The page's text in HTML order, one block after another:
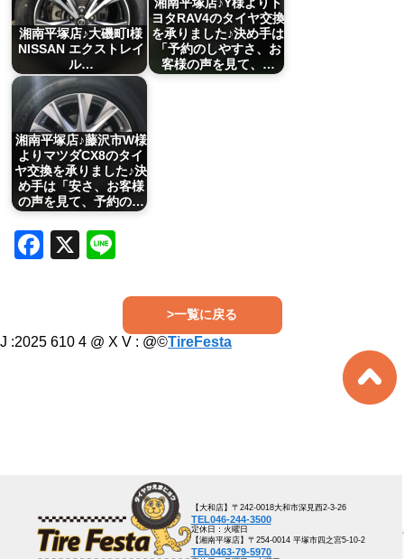
湘南平塚店♪大磯町I様
NISSAN エクストレイ
ル…
湘南平塚店♪Y様よりト
ヨタRAV4のタイヤ交換
を承りました♪決め手は
「予約のしやすさ、お
客様の声を見て、…
湘南平塚店♪藤沢市W様
よりマツダCX8のタイ
ヤ交換を承りました♪決
め手は「安さ、お客様
の声を見て、予約の…
Facebook
X
>一覧に戻る
J :2025 610 4 @ X V : @©TireFesta
【大和店】〒242-0018大和市深見西2-3-26
TEL046-244-3500
定休日：火曜日
【湘南平塚店】〒254-0014 平塚市四之宮5-10-2
TEL0463-79-5970